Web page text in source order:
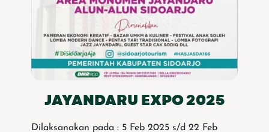
JAYANDARU EXPO 2025
Dilaksanakan pada : 5 Feb 2025 s/d 22 Feb